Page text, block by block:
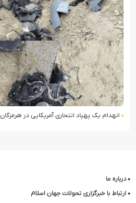
انهدام یک پهپاد انتحاری آمریکایی در هرمزگان
درباره ما
ارتباط با خبرگزاری تحولات جهان اسلام